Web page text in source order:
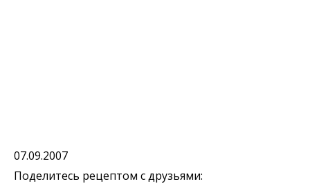
07.09.2007
Поделитесь рецептом с друзьями: